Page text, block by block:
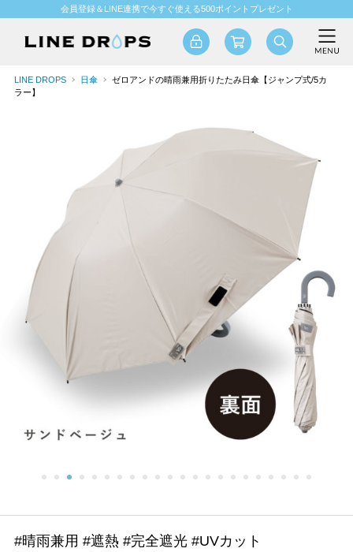
会員登録＆LINE連携で今すぐ使える500ポイントプレゼント
LINE DROPS 日傘
ゼロアンドの晴雨兼用折りたたみ日傘【ジャンプ式/5カ
ラー】
#晴雨兼用 #遮熱 #完全遮光 #UVカット